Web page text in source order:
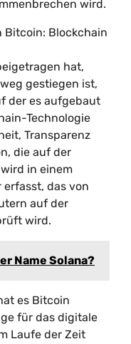
wird.
Bitcoin: Blockchain
hat,
gestiegen ist,
der es aufgebaut
Technologie
Transparenz
die auf der
in einem
das von
auf der
wird.
Name Solana?
es Bitcoin
für das digitale
Laufe der Zeit